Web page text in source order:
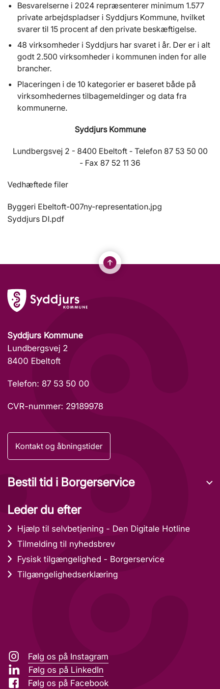
Besvarelserne i 2024 repræsenterer minimum 1.577
private arbejdspladser i Syddjurs Kommune, hvilket
svarer til 15 procent af den private beskæftigelse.
48 virksomheder i Syddjurs har svaret i år. Der er i alt
godt 2.500 virksomheder i kommunen inden for alle
brancher.
Placeringen i de 10 kategorier er baseret både på
virksomhedernes tilbagemeldinger og data fra
kommunerne.
Syddjurs Kommune
Lundbergsvej 2 - 8400 Ebeltoft - Telefon 87 53 50 00
- Fax 87 52 11 36
Vedhæftede filer
Byggeri Ebeltoft-007ny-representation.jpg
Syddjurs DI.pdf
Syddjurs Kommune
Lundbergsvej 2
8400 Ebeltoft
Telefon: 87 53 50 00
CVR-nummer: 29189978
Kontakt og åbningstider
Bestil tid i Borgerservice
Leder du efter
Hjælp til selvbetjening - Den Digitale Hotline
Tilmelding til nyhedsbrev
Fysisk tilgængelighed - Borgerservice
Tilgængelighedserklæring
Følg os på Instagram
Følg os på LinkedIn
Følg os på Facebook